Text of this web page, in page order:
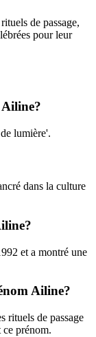
de passage,
pour leur
lumière'.
dans la culture
et a montré une
Ailine?
rituels de passage
ce prénom.